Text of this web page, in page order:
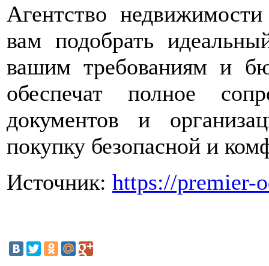
Агентство
вам подобрать
вашим требованиям и
обеспечат полное
документов и
покупку безопасной и
Источник: https://premier-